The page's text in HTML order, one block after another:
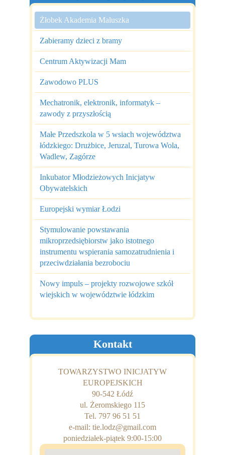
Żłobek Akademia Maluszka
Zabieramy dzieci z bramy
Centrum Aktywizacji Mam
Zawodowo PLUS
Mechatronik, elektronik, informatyk –
zawody z przyszłością
Małe Przedszkola w 5 wsiach województwa
łódzkiego: Drużbice, Jeruzal, Turowa Wola,
Wadlew, Zagórze
Inkubator Młodzieżowych Inicjatyw
Obywatelskich
Europejski wymiar Łodzi
Stymulowanie powstawania
mikroprzedsiębiorstw jako istotnego
instrumentu wspierania samozatrudnienia i
przeciwdziałania bezrobociu
Nowy impuls – projekty rozwojowe szkół
wiejskich w województwie łódzkim
Kontakt
TOWARZYSTWO INICJATYW
EUROPEJSKICH
90-542 Łódź
ul. Żeromskiego 115
Tel. 797 96 51 51
e-mail: tie.lodz@gmail.com
poniedziałek-piątek 9:00-15:00